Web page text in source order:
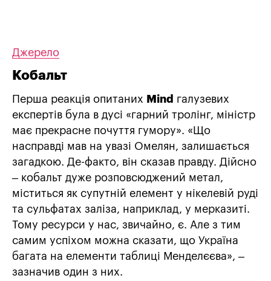
Джерело
Кобальт
Перша реакція опитаних Mind галузевих
експертів була в дусі «гарний тролінг, міністр
має прекрасне почуття гумору». «Що
насправді мав на увазі Омелян, залишається
загадкою. Де-факто, він сказав правду. Дійсно
– кобальт дуже розповсюджений метал,
міститься як супутній елемент у нікелевій руді
та сульфатах заліза, наприклад, у мерказиті.
Тому ресурси у нас, звичайно, є. Але з тим
самим успіхом можна сказати, що Україна
багата на елементи таблиці Менделєєва», –
зазначив один з них.